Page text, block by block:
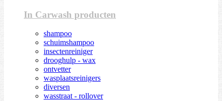
In Carwash producten
shampoo
schuimshampoo
insectenreiniger
drooghulp - wax
ontvetter
wasplaatsreinigers
diversen
wasstraat - rollover